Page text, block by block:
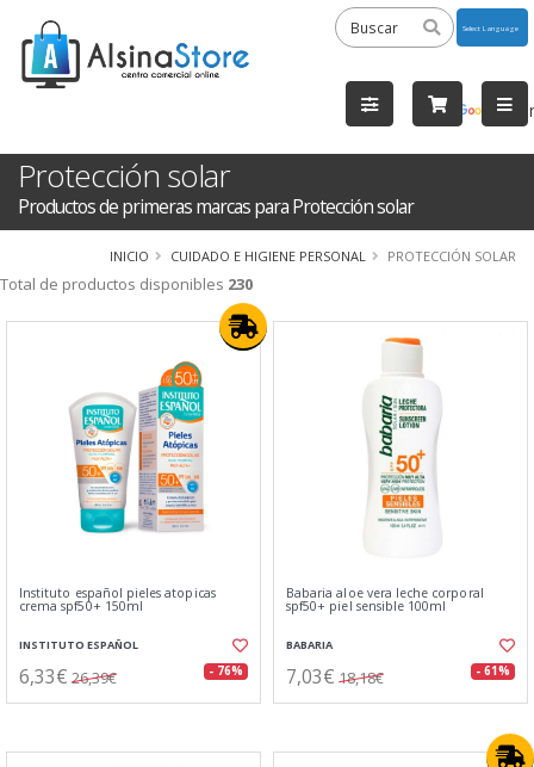
by
Protección solar
Productos de primeras marcas para Protección solar
INICIO CUIDADO E HIGIENE PERSONAL PROTECCIÓN SOLAR
Total de productos disponibles 230
Instituto español pieles atopicas
crema spf50+ 150ml
INSTITUTO ESPAÑOL
6,33€ 26,39€ - 76%
Babaria aloe vera leche corporal
spf50+ piel sensible 100ml
BABARIA
7,03€ 18,18€ - 61%